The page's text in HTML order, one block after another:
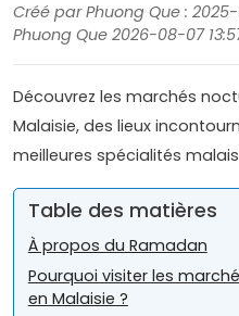
Créé par Phuong Que :
Phuong Que 2026-08-07
Découvrez les marchés
Malaisie, des lieux
meilleures spécialités
Table des matières
À propos du Ramadan
Pourquoi visiter les
en Malaisie ?